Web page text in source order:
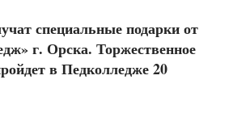
специальные подарки от
г. Орска. Торжественное
в Педколледже 20